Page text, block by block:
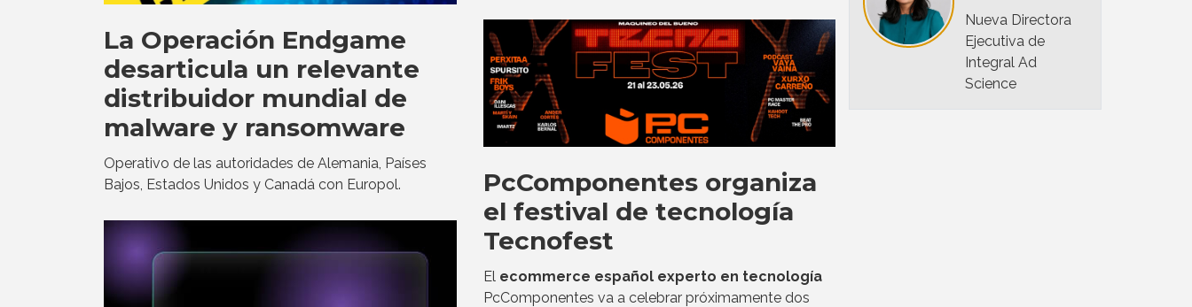
La Operación Endgame
desarticula un relevante
distribuidor mundial de
malware y ransomware
Operativo de las autoridades de Alemania, Países
Bajos, Estados Unidos y Canadá con Europol.
PcComponentes organiza
el festival de tecnología
Tecnofest
El ecommerce español experto en tecnología
PcComponentes va a celebrar próximamente dos
Nueva Directora
Ejecutiva de
Integral Ad
Science